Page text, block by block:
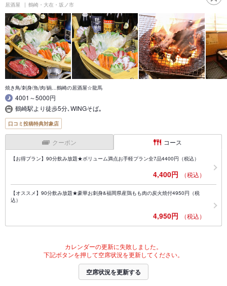
居酒屋 鶴崎・大在・坂ノ市
焼き鳥/刺身/魚/肉/鍋…鶴崎の居酒屋☆龍馬
4001～5000円
鶴崎駅より徒歩5分､WINGそば｡
口コミ投稿特典対象店
クーポン コース
【お得プラン】90分飲み放題★ボリューム満点お手軽プラン全7品4400円（税込）
4,400円 （税込）
【オススメ】90分飲み放題★豪華お刺身&福岡県産鶏もも肉の炭火焼付4950円（税
込）
4,950円 （税込）
カレンダーの更新に失敗しました。
下記ボタンを押して空席状況を更新してください。
空席状況を更新する